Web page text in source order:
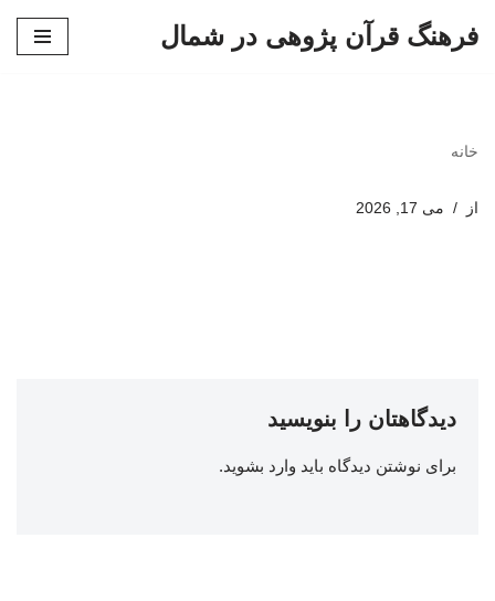
فرهنگ قرآن پژوهی در شمال
خانه
از می 17, 2026
دیدگاهتان را بنویسید
برای نوشتن دیدگاه باید وارد بشوید.